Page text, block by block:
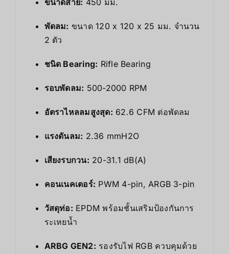
ขนาดสาย: 450 มม.
พัดลม: ขนาด 120 x 120 x 25 มม. จำนวน
2 ตัว
ชนิด Bearing: Rifle Bearing
รอบพัดลม: 500-2000 RPM
อัตราไหลลมสูงสุด: 62.6 CFM ต่อพัดลม
แรงดันลม: 2.36 mmH2O
เสียงรบกวน: 20-31.1 dB(A)
คอนเนคเตอร์: PWM 4-pin, ARGB 3-pin
วัสดุท่อ: EPDM พร้อมชั้นเสริมป้องกันการ
ระเหยน้ำ
ARBG GEN2: รองรับไฟ RGB ควบคุมด้วย